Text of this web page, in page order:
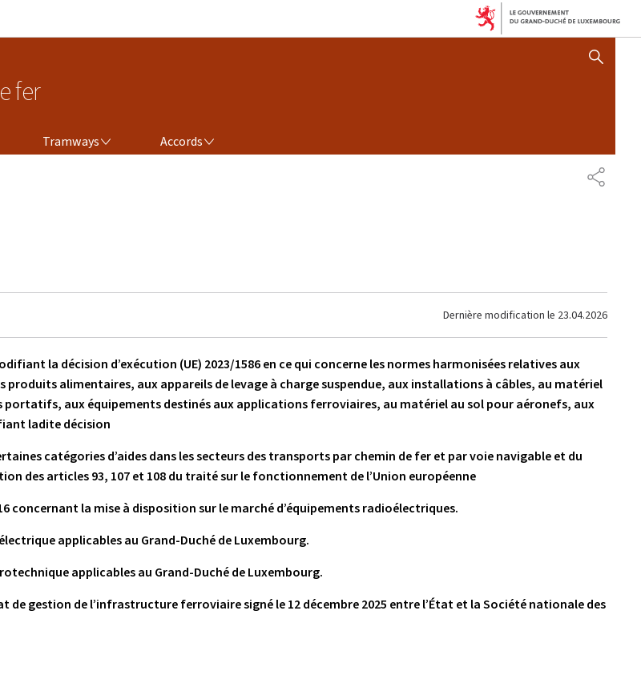
fer
AFFICHER / MASQUER
Tramways Accords
Dernière modification le 23.04.2026
la décision d’exécution (UE) 2023/1586 en ce qui concerne les normes harmonisées relatives aux
alimentaires, aux appareils de levage à charge suspendue, aux installations à câbles, au matériel
aux équipements destinés aux applications ferroviaires, au matériel au sol pour aéronefs, aux
ladite décision
catégories d’aides dans les secteurs des transports par chemin de fer et par voie navigable et du
des articles 93, 107 et 108 du traité sur le fonctionnement de l’Union européenne
la mise à disposition sur le marché d’équipements radioélectriques.
applicables au Grand-Duché de Luxembourg.
applicables au Grand-Duché de Luxembourg.
gestion de l’infrastructure ferroviaire signé le 12 décembre 2025 entre l’État et la Société nationale des